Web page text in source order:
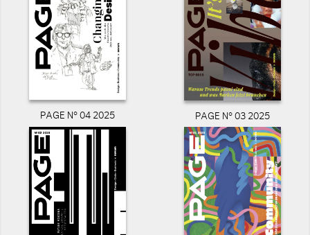
PAGE N° 04 2025 PAGE N° 03 2025